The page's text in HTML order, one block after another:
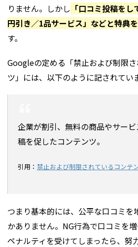
りません。しかし 「口コミ投稿を
円引き／1品サービス」などと特典
す。
Googleの定める「禁止および制限
ツ」には、以下のように記されてい
企業が割引、無料の商品やサー
稿を促したコンテンツ。
引用： 禁止および制限されているコンテ
つまり基本的には、公平な口コミを
かありません。NG行為で口コミを
ペナルティを受けてしまったら、努